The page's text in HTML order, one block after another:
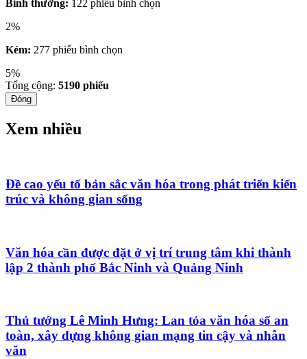
Bình thường: 122 phiếu bình chọn
2%
Kém: 277 phiếu bình chọn
5%
Tổng cộng: 5190 phiếu
Đóng
Xem nhiều
Đề cao yếu tố bản sắc văn hóa trong phát triển kiến
trúc và không gian sống
Văn hóa cần được đặt ở vị trí trung tâm khi thành
lập 2 thành phố Bắc Ninh và Quảng Ninh
Thủ tướng Lê Minh Hưng: Lan tỏa văn hóa số an
toàn, xây dựng không gian mạng tin cậy và nhân
văn